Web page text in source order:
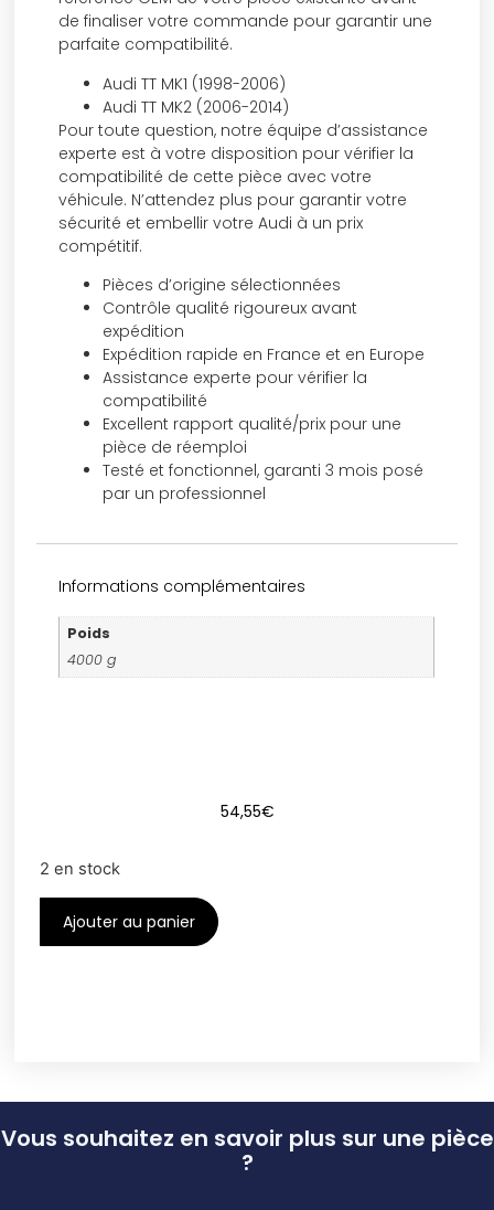
de finaliser votre commande pour garantir une
parfaite compatibilité.
Audi TT MK1 (1998-2006)
Audi TT MK2 (2006-2014)
Pour toute question, notre équipe d’assistance
experte est à votre disposition pour vérifier la
compatibilité de cette pièce avec votre
véhicule. N’attendez plus pour garantir votre
sécurité et embellir votre Audi à un prix
compétitif.
Pièces d’origine sélectionnées
Contrôle qualité rigoureux avant
expédition
Expédition rapide en France et en Europe
Assistance experte pour vérifier la
compatibilité
Excellent rapport qualité/prix pour une
pièce de réemploi
Testé et fonctionnel, garanti 3 mois posé
par un professionnel
Informations complémentaires
Poids
4000 g
54,55€
2 en stock
Ajouter au panier
Vous souhaitez en savoir plus sur une pièce
?